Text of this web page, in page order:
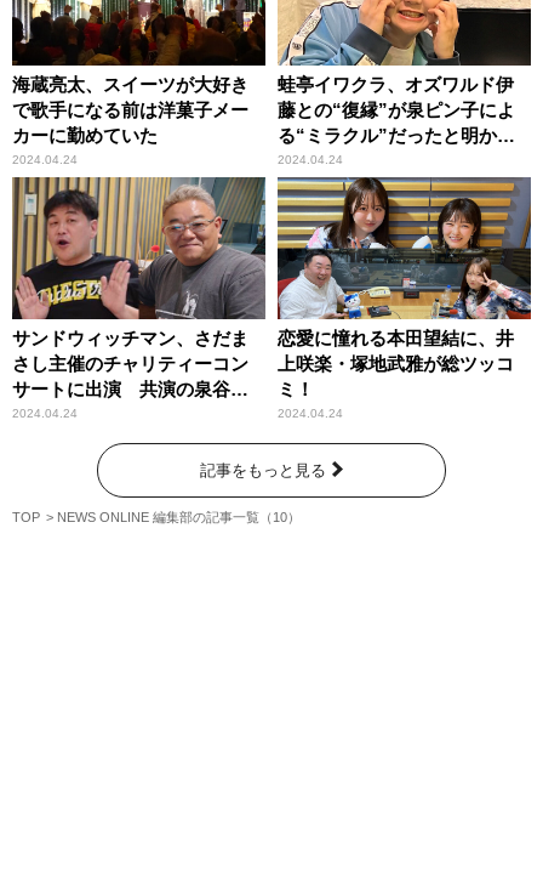
海蔵亮太、スイーツが大好き
で歌手になる前は洋菓子メー
カーに勤めていた
2024.04.24
蛙亭イワクラ、オズワルド伊
藤との“復縁”が泉ピン子によ
る“ミラクル”だったと明かす
「そこに電話がかかってき
て……」
2024.04.24
サンドウィッチマン、さだま
さし主催のチャリティーコン
サートに出演 共演の泉谷し
げるが「大好きなんだ
よ……」と、ファンであるこ
2024.04.24
恋愛に憧れる本田望結に、井
上咲楽・塚地武雅が総ツッコ
ミ！
2024.04.24
記事をもっと見る
TOP NEWS ONLINE 編集部の記事一覧（10）